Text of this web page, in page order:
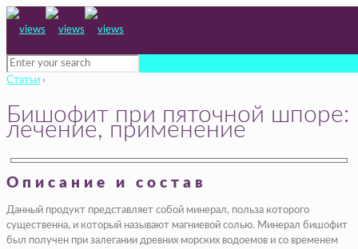
Статьи ›
Бишофит при пяточной шпоре:
лечение, применение
Описание и состав
Данный продукт представляет собой минерал, польза которого
существенна, и который называют магниевой солью. Минерал бишофит
был получен при залегании древних морских водоемов и со временем